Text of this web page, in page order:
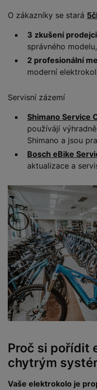
O zákazníky se stará
3 zkušení prodejci
správného modelu,
2 profesionální
moderní
Servisní zázemí
Shimano Service
používájí
Shimano a jsou
Bosch eBike
aktualizace a
Proč si pořídit
chytrým
Vaše elektrokolo je